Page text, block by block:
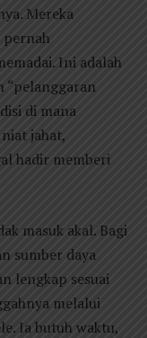
Mereka
pernah
Ini adalah
“pelanggaran
di mana
jahat,
hadir memberi
masuk akal. Bagi
sumber daya
lengkap sesuai
melalui
Ia butuh waktu,